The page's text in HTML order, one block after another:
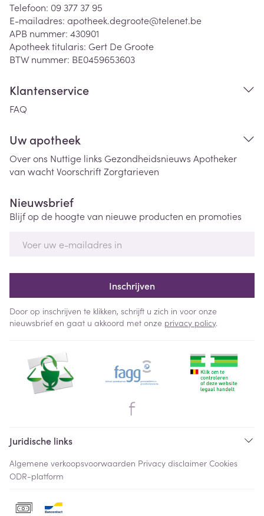
Telefoon: 09 377 37 95
E-mailadres: apotheek.degroote@telenet.be
APB nummer: 430901
Apotheek titularis: Gert De Groote
BTW nummer: BE0459653603
Klantenservice
FAQ
Uw apotheek
Over ons Nuttige links Gezondheidsnieuws Apotheker
van wachtVoorschriftZorgtarieven
Nieuwsbrief
Blijf op de hoogte van nieuwe producten en promoties
Inschrijven
Door op inschrijven te klikken, schrijft u zich in voor onze
nieuwsbrief en gaat u akkoord met onze privacy policy.
Juridische links
Algemene verkoopsvoorwaarden Privacy disclaimer Cookies
ODR-platform